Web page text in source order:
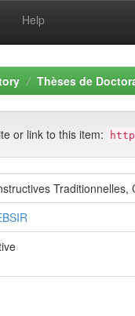
Help
Thèses de
or link to this item:
Traditionnelles,